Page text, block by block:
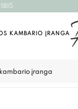
KAMBARIO ĮRANGA
įranga